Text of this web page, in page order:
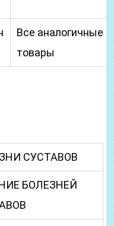
Все аналогичные
товары
СУСТАВОВ
БОЛЕЗНЕЙ